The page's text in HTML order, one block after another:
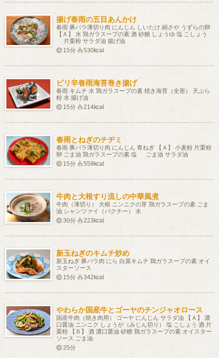
揚げ春雨の五目あんかけ
春雨 豚バラ薄切り肉 にんじん しいたけ 絹さや うずらの卵
【Ａ】 水 鶏ガラスープの素 酒 砂糖 しょうゆ 塩 こしょう
片栗粉 サラダ油 揚げ油
15分
530kcal
ピリ辛春雨海苔巻き揚げ
春雨 キムチ 水 鶏ガラスープの素 焼き海苔（全形） 天ぷら
粉 水 揚げ油
15分
214kcal
春雨とねぎのチヂミ
春雨 豚バラ薄切り肉 にんじん 青ねぎ 【Ａ】 小麦粉 片栗粉
卵 ごま油 鶏ガラスープの素 塩 ごま油 サラダ油
15分
559kcal
牛肉と大根すり流しの中華風煮
牛肉（薄切り） 大根 ニンニクの芽 鶏ガラスープの素 ごま
油 シャンツァイ（パクチー） 水
30分
223kcal
新玉ねぎのキムチ炒め
新玉ねぎ 豚バラ肉 にら 白菜キムチ 鶏ガラスープの素 オイ
スターソース
15分
342kcal
やわらか国産牛とゴーヤのチンジャオロース
国産牛肉（焼き肉用） ゴーヤ にんじん サラダ油 【Ａ】 濃
口醤油 ニンニク しょうが（みじん切り） 塩 こしょう 酒 片
栗粉 【Ｂ】 酒 濃口醤油 砂糖 鶏ガラスープの素 オイスター
ソース ごま油
25分